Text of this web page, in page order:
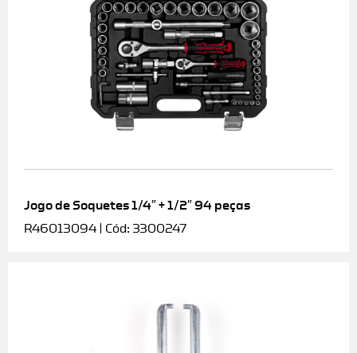
Jogo de Soquetes 1/4″ + 1/2″ 94 peças
R46013094 | Cód: 3300247